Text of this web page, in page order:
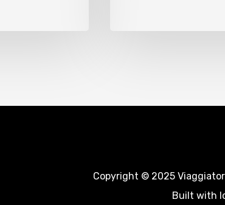
Copyright © 2025
Built with